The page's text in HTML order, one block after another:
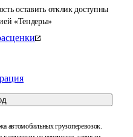
оставить отклик доступны
«Тендеры»
автомобильных грузоперевозок.